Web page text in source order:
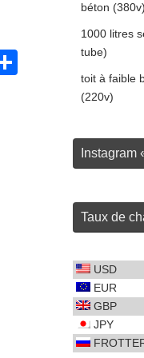
béton (380v)
1000 litres
tube)
toit à faible
(220v)
Instagram
Taux de
USD
EUR
GBP
JPY